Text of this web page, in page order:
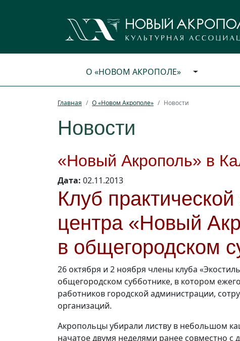
О «НОВОМ АКРОПОЛЕ»
Главная О «Новом Акрополе» Новости
Новости
«Новый Акрополь» в
Дата: 02.11.2013
Клуб практической
центра «Новый
в общегородском
26 октября и 2 ноября члены клуба
общегородском субботнике, в котором
работников городской администрации,
организаций.
Акропольцы убирали листву в небольшом
начатое двумя неделями ранее совместно